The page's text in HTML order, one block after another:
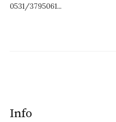
0531/3795061...
Info